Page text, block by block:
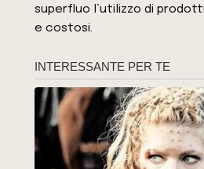
superfluo l’utilizzo di
e costosi.